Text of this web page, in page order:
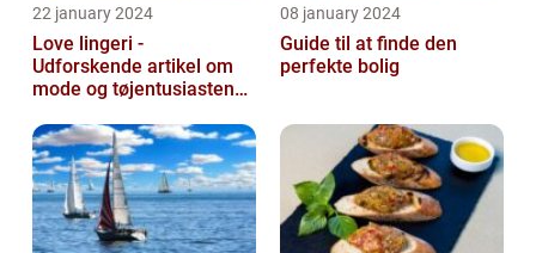
22 january 2024
Love lingeri -
Udforskende artikel om
mode og tøjentusiastens
08 january 2024
Guide til at finde den
perfekte bolig